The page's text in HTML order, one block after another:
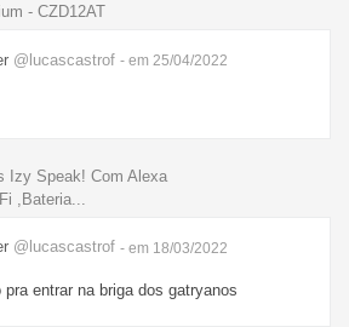
- CZD12AT
@lucascastrof - em 25/04/2022
Izy Speak! Com Alexa
,Bateria...
@lucascastrof - em 18/03/2022
entrar na briga dos gatryanos